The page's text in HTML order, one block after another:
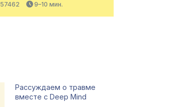
57462
9–10 мин.
Рассуждаем о травме
вместе с Deep Mind